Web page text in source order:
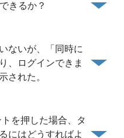
きるか？
ないが、「同時に
、ログインできま
された。
を押した場合、タ
にはどうすればよ